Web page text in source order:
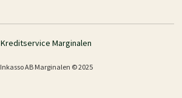
Kreditservice Marginalen
Inkasso AB Marginalen © 2025